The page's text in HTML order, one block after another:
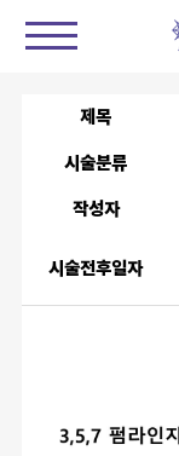
제목
시술분류
작성자
시술전후일자